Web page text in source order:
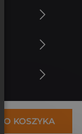
DO KOSZYKA